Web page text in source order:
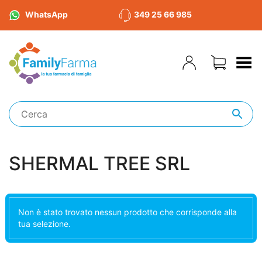
WhatsApp 349 25 66 985
Toggle Menu
SHERMAL TREE SRL
Non è stato trovato nessun prodotto che corrisponde alla
tua selezione.